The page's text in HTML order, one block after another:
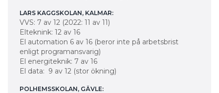
LARS KAGGSKOLAN, KALMAR:
VVS: 7 av 12 (2022: 11 av 11)
Elteknink: 12 av 16
El automation 6 av 16 (beror inte på arbetsbrist
enligt programansvarig)
El energiteknik: 7 av 16
El data: 9 av 12 (stor ökning)
POLHEMSSKOLAN, GÄVLE: